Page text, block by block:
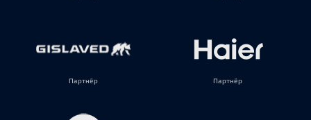
Партнёр Партнёр